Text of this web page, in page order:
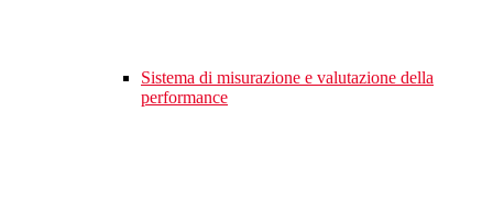
Sistema di misurazione e valutazione della
performance